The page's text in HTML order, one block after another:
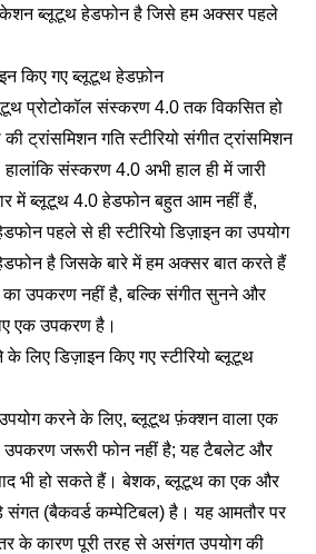
ब्लूटूथ हेडफोन है जिसे हम अक्सर पहले
किए गए ब्लूटूथ हेडफ़ोन
प्रोटोकॉल संस्करण 4.0 तक विकसित हो
ट्रांसमिशन गति स्टीरियो संगीत ट्रांसमिशन
संस्करण 4.0 अभी हाल ही में जारी
में ब्लूटूथ 4.0 हेडफोन बहुत आम नहीं हैं,
पहले से ही स्टीरियो डिज़ाइन का उपयोग
है जिसके बारे में हम अक्सर बात करते हैं
उपकरण नहीं है, बल्कि संगीत सुनने और
एक उपकरण है।
डिज़ाइन किए गए स्टीरियो ब्लूटूथ
करने के लिए, ब्लूटूथ फ़ंक्शन वाला एक
उपकरण जरूरी फोन नहीं है; यह टैबलेट और
भी हो सकते हैं। बेशक, ब्लूटूथ का एक और
संगत (बैकवर्ड कम्पेटिबल) है। यह आमतौर पर
के कारण पूरी तरह से असंगत उपयोग की